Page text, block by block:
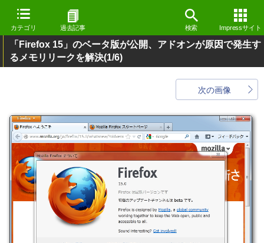
カテゴリ 過去記事 検索 Impressサイト
「Firefox 15」のベータ版が公開、アドオンが原因で発生す
るメモリリークを解決(1/6)
次の画像